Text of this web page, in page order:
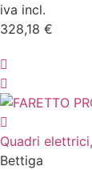
iva incl.
328,18 €
Quadri
Bettiga